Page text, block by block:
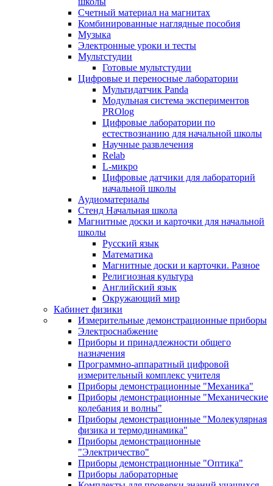
Счетный материал на магнитах
Комбинированные наглядные пособия
Музыка
Электронные уроки и тесты
Мультстудии
Готовые мультстудии
Цифровые и переносные лаборатории
Мультидатчик Panda
Модульная система экспериментов
PROlog
Цифровые лаборатории по
естествознанию для начальной школы
Научные развлечения
Relab
L-микро
Цифровые датчики для лабораторий
начальной школы
Аудиоматериалы
Стенд Начальная школа
Магнитные доски и карточки для начальной
школы
Русский язык
Математика
Магнитные доски и карточки. Разное
Религиозная культура
Английский язык
Окружающий мир
Кабинет физики
Измерительные демонстрационные приборы
Электроснабжение
Приборы и принадлежности общего
назначения
Программно-аппаратный цифровой
измерительный комплекс учителя
Приборы демонстрационные "Механика"
Приборы демонстрационные "Механические
колебания и волны"
Приборы демонстрационные "Молекулярная
физика и термодинамика"
Приборы демонстрационные
"Электричество"
Приборы демонстрационные "Оптика"
Приборы лабораторные